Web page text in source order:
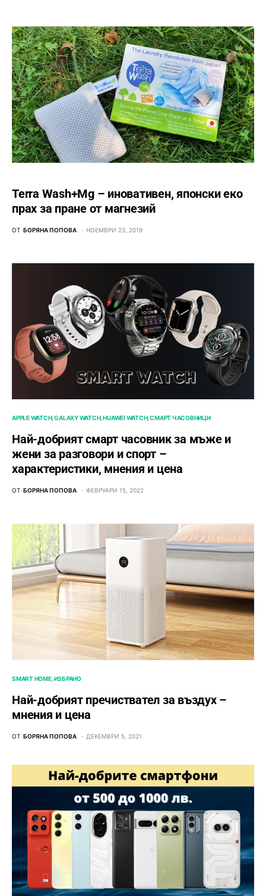
Terra Wash+Mg – иновативен, японски еко
прах за пране от магнезий
ОТ БОРЯНА ПОПОВА НОЕМВРИ 23, 2019
APPLE WATCH GALAXY WATCH HUAWEI WATCH СМАРТ ЧАСОВНИЦИ
Най-добрият смарт часовник за мъже и
жени за разговори и спорт –
характеристики, мнения и цена
ОТ БОРЯНА ПОПОВА ФЕВРУАРИ 15, 2022
SMART HOME ИЗБРАНО
Най-добрият пречиствател за въздух –
мнения и цена
ОТ БОРЯНА ПОПОВА ДЕКЕМВРИ 5, 2021